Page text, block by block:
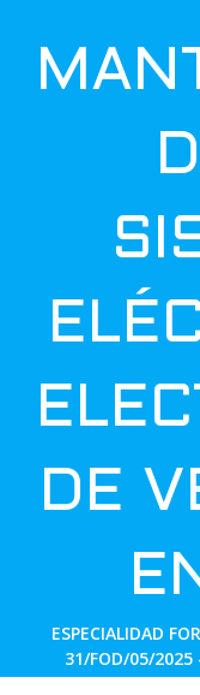
DE
ESPECIALIDAD
31/FOD/05/2025